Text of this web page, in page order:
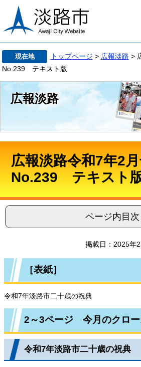
現在地 トップページ > 広報淡路 >
No.239 テキスト版
広報淡路
広報淡路令和7年2
No.239 テキスト
ページ内目次
掲載日：2025年
［表紙］
令和7年淡路市二十歳の祝典
2～3ページ 今月のクロー
令和7年淡路市二十歳の祝典